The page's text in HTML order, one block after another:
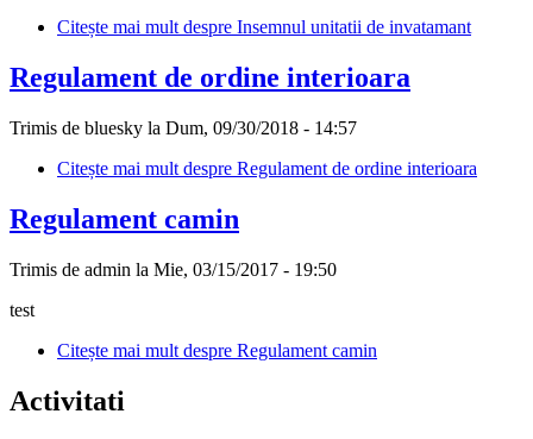
Citește mai multdespre Insemnul unitatii de invatamant
Regulament de ordine interioara
Trimis de bluesky la Dum, 09/30/2018 - 14:57
Citește mai mult despre Regulament de ordine interioara
Regulament camin
Trimis de admin la Mie, 03/15/2017 - 19:50
test
Citește mai mult despre Regulament camin
Activitati